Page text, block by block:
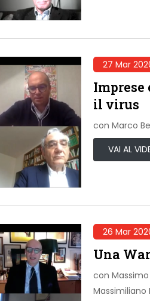
27 Mar
il virus
con Marco
VAI AL
26 Mar
Una
con
Massimiliano